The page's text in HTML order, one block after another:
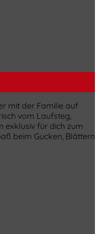
mit der Familie auf
vom Laufsteg,
exklusiv für dich zum
beim Gucken, Blättern